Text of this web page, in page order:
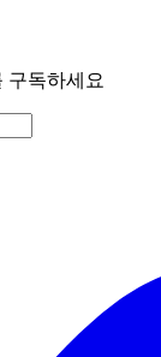
구독하세요